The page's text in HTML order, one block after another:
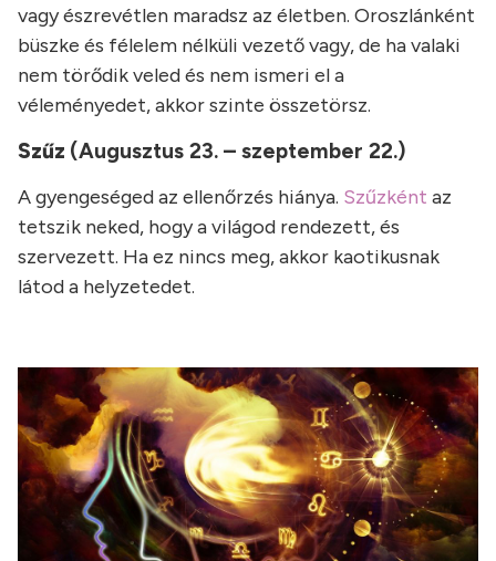
vagy észrevétlen maradsz az életben. Oroszlánként
büszke és félelem nélküli vezető vagy, de ha valaki
nem törődik veled és nem ismeri el a
véleményedet, akkor szinte összetörsz.
Szűz (Augusztus 23. – szeptember 22.)
A gyengeséged az ellenőrzés hiánya. Szűzként az
tetszik neked, hogy a világod rendezett, és
szervezett. Ha ez nincs meg, akkor kaotikusnak
látod a helyzetedet.